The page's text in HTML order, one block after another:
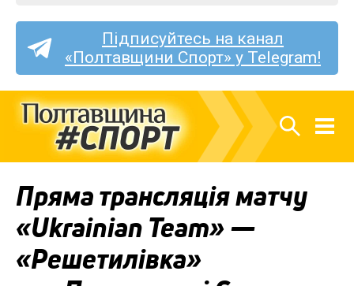
Підписуйтесь на канал
«Полтавщини Спорт» у Telegram!
Пряма трансляція матчу
«Ukrainian Team» —
«Решетилівка»